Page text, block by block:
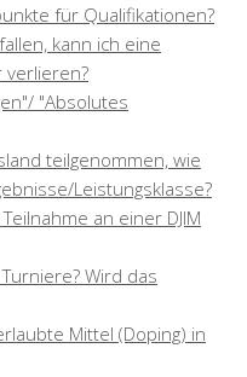
für Qualifikationen?
kann ich eine
verlieren?
"Absolutes
teilgenommen, wie
Leistungsklasse?
an einer DJIM
Wird das
Mittel (Doping) in